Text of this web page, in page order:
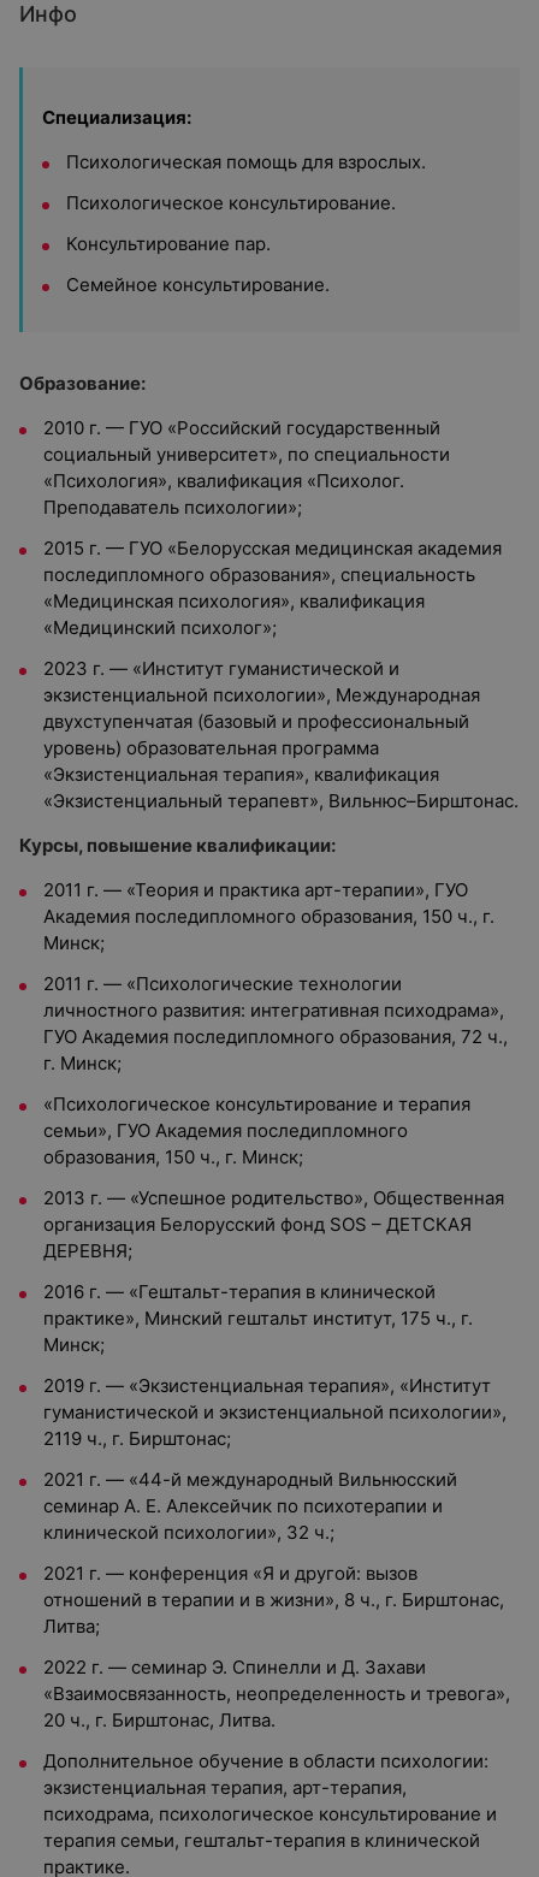
Инфо
Специализация:
Психологическая помощь для взрослых.
Психологическое консультирование.
Консультирование пар.
Семейное консультирование.
Образование:
2010 г. — ГУО «Российский государственный
социальный университет», по специальности
«Психология», квалификация «Психолог.
Преподаватель психологии»;
2015 г. — ГУО «Белорусская медицинская академия
последипломного образования», специальность
«Медицинская психология», квалификация
«Медицинский психолог»;
2023 г. — «Институт гуманистической и
экзистенциальной психологии», Международная
двухступенчатая (базовый и профессиональный
уровень) образовательная программа
«Экзистенциальная терапия», квалификация
«Экзистенциальный терапевт», Вильнюс–Бирштонас.
Курсы, повышение квалификации:
2011 г. — «Теория и практика арт-терапии», ГУО
Академия последипломного образования, 150 ч., г.
Минск;
2011 г. — «Психологические технологии
личностного развития: интегративная психодрама»,
ГУО Академия последипломного образования, 72 ч.,
г. Минск;
«Психологическое консультирование и терапия
семьи», ГУО Академия последипломного
образования, 150 ч., г. Минск;
2013 г. — «Успешное родительство», Общественная
организация Белорусский фонд SOS – ДЕТСКАЯ
ДЕРЕВНЯ;
2016 г. — «Гештальт-терапия в клинической
практике», Минский гештальт институт, 175 ч., г.
Минск;
2019 г. — «Экзистенциальная терапия», «Институт
гуманистической и экзистенциальной психологии»,
2119 ч., г. Бирштонас;
2021 г. — «44-й международный Вильнюсский
семинар А. Е. Алексейчик по психотерапии и
клинической психологии», 32 ч.;
2021 г. — конференция «Я и другой: вызов
отношений в терапии и в жизни», 8 ч., г. Бирштонас,
Литва;
2022 г. — семинар Э. Спинелли и Д. Захави
«Взаимосвязанность, неопределенность и тревога»,
20 ч., г. Бирштонас, Литва.
Дополнительное обучение в области психологии:
экзистенциальная терапия, арт-терапия,
психодрама, психологическое консультирование и
терапия семьи, гештальт-терапия в клинической
практике.